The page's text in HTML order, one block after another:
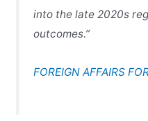
into the late 2020s
outcomes.”
FOREIGN AFFAIRS